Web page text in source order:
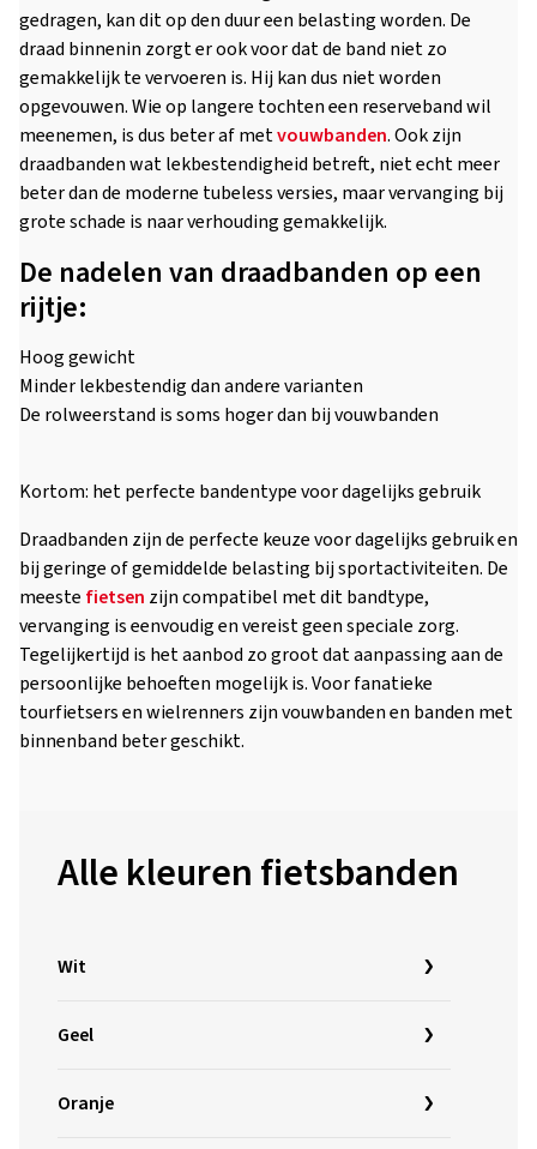
gedragen, kan dit op den duur een belasting worden. De
draad binnenin zorgt er ook voor dat de band niet zo
gemakkelijk te vervoeren is. Hij kan dus niet worden
opgevouwen. Wie op langere tochten een reserveband wil
meenemen, is dus beter af metvouwbanden. Ook zijn
draadbanden wat lekbestendigheid betreft, niet echt meer
beter dan de moderne tubeless versies, maar vervanging bij
grote schade is naar verhouding gemakkelijk.
De nadelen van draadbanden op een
rijtje:
Hoog gewicht
Minder lekbestendig dan andere varianten
De rolweerstand is soms hoger dan bij vouwbanden
Kortom: het perfecte bandentype voor dagelijks gebruik
Draadbanden zijn de perfecte keuze voor dagelijks gebruik en
bij geringe of gemiddelde belasting bij sportactiviteiten. De
meeste fietsen zijn compatibel met dit bandtype,
vervanging is eenvoudig en vereist geen speciale zorg.
Tegelijkertijd is het aanbod zo groot dat aanpassing aan de
persoonlijke behoeften mogelijk is. Voor fanatieke
tourfietsers en wielrenners zijn vouwbanden en banden met
binnenband beter geschikt.
Alle kleuren fietsbanden
Wit
Geel
Oranje